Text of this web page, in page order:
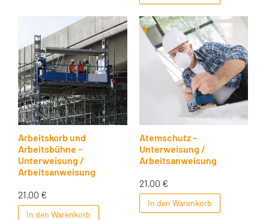
Arbeitskorb und
Arbeitsbühne –
Unterweisung /
Arbeitsanweisung
21,00 €
In den Warenkorb
Atemschutz –
Unterweisung /
Arbeitsanweisung
21,00 €
In den Warenkorb